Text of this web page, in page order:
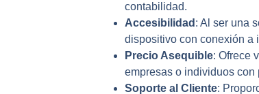
contabilidad.
Accesibilidad : Al ser una
dispositivo con conexión a
Precio Asequible: Ofrece
empresas o individuos con
Soporte al Cliente: